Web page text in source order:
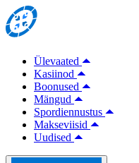
Ülevaated
Kasiinod
Boonused
Mängud
Spordiennustus
Makseviisid
Uudised